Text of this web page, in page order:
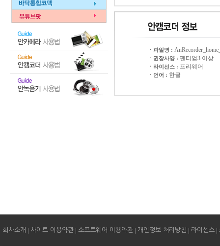
ㆍ파일명 :
ㆍ권장사양 : 펜티엄3 이상
ㆍ라이선스 : 프리웨어
ㆍ언어 : 한글
회사소개 | 사이트 이용약관 | 소프트웨어 이용약관 | 개인정보 처리방침 | 라이센스 |